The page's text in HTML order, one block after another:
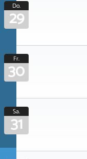
Do.
29
Fr.
30
Sa.
31